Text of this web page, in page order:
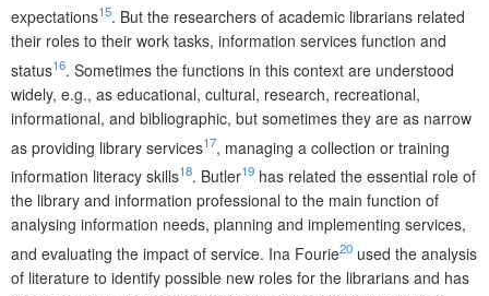
expectations15. But the researchers of academic librarians related
their roles to their work tasks, information services function and
status16. Sometimes the functions in this context are understood
widely, e.g., as educational, cultural, research, recreational,
informational, and bibliographic, but sometimes they are as narrow
as providing library services17, managing a collection or training
information literacy skills18. Butler19 has related the essential role of
the library and information professional to the main function of
analysing information needs, planning and implementing services,
and evaluating the impact of service. Ina Fourie20 used the analysis
of literature to identify possible new roles for the librarians and has